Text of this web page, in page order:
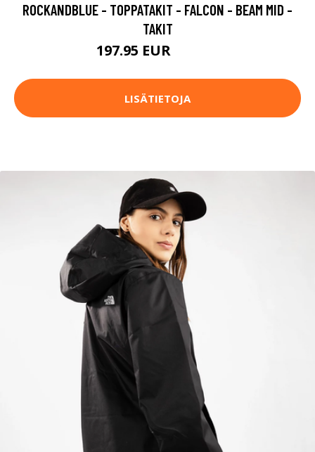
ROCKANDBLUE - TOPPATAKIT - FALCON - BEAM MID -
TAKIT
197.95 EUR
LISÄTIETOJA